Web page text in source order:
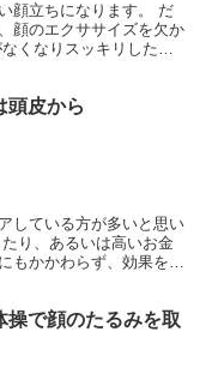
顔立ちになります。 だ
顔のエクササイズを欠か
くなりスッキリしたフ
頭皮から
している方が多いと思い
り、あるいは高いお金
もかかわらず、効果をあ
操で顔のたるみを取